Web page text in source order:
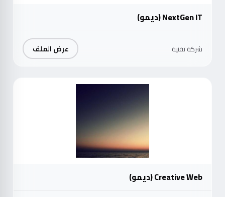
NextGen IT (ديمو)
شركة تقنية عرض الملف
Creative Web (ديمو)